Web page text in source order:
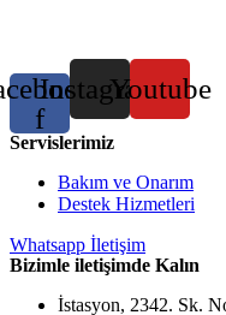
f
InstagramYoutube
Servislerimiz
Bakım ve Onarım
Destek Hizmetleri
Whatsapp İletişim
Bizimle iletişimde Kalın
İstasyon, 2342. Sk.